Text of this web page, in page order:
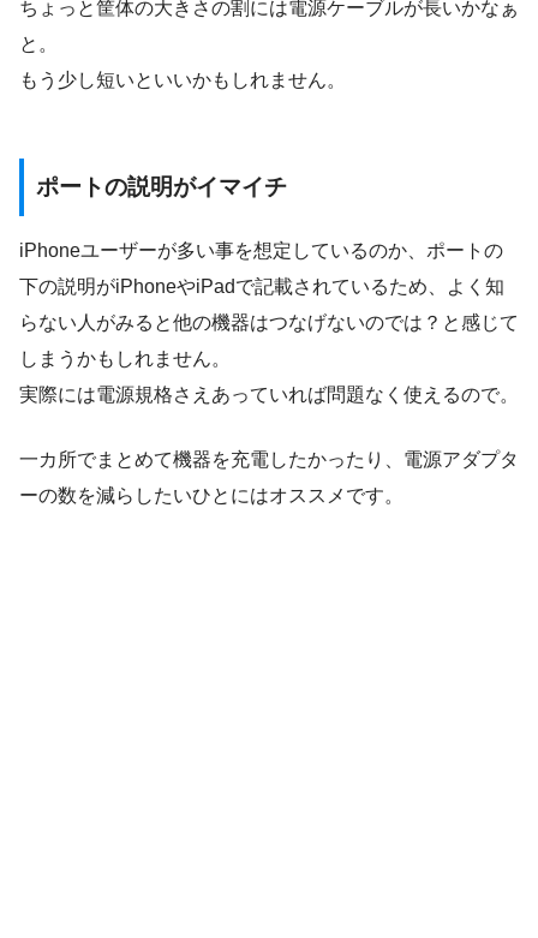
ちょっと筐体の大きさの割には電源ケーブルが長いかなぁ
と。
もう少し短いといいかもしれません。
ポートの説明がイマイチ
iPhoneユーザーが多い事を想定しているのか、ポートの
下の説明がiPhoneやiPadで記載されているため、よく知
らない人がみると他の機器はつなげないのでは？と感じて
しまうかもしれません。
実際には電源規格さえあっていれば問題なく使えるので。
一カ所でまとめて機器を充電したかったり、電源アダプタ
ーの数を減らしたいひとにはオススメです。